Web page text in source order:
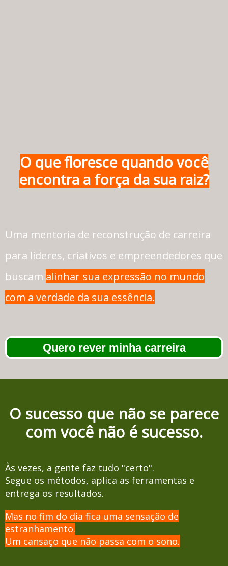
O que floresce quando você
encontra a força da sua raiz?
Uma mentoria de reconstrução de carreira
para líderes, criativos e empreendedores que
buscam alinhar sua expressão no mundo
com a verdade da sua essência.
Quero rever minha carreira
O sucesso que não se parece
com você não é sucesso.
Às vezes, a gente faz tudo "certo".
Segue os métodos, aplica as ferramentas e
entrega os resultados.
Mas no fim do dia fica uma sensação de
estranhamento.
Um cansaço que não passa com o sono.